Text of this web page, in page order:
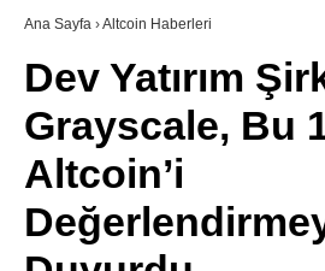
SÖZLÜK
Ana Sayfa ›Altcoin Haberleri
Dev Yatırım
Grayscale, Bu
Altcoin’i